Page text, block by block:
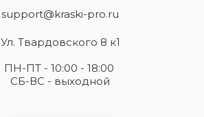
support@kraski-pro.ru
Ул. Твардовского 8 к1
ПН-ПТ - 10:00 - 18:00
СБ-ВС - выходной